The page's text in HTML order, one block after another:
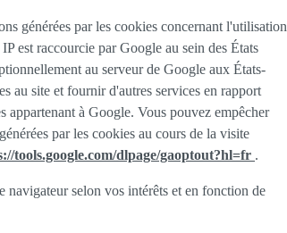
générées par les cookies concernant l'utilisation
est raccourcie par Google au sein des États
au serveur de Google aux États-
au site et fournir d'autres services en rapport
appartenant à Google. Vous pouvez empêcher
par les cookies au cours de la visite
tools.google.com/dlpage/gaoptout?hl=fr .
navigateur selon vos intérêts et en fonction de